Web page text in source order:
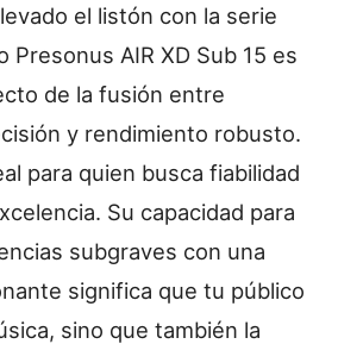
el listón con la serie
Presonus AIR XD Sub 15 es
de la fusión entre
y rendimiento robusto.
para quien busca fiabilidad
Su capacidad para
subgraves con una
significa que tu público
sino que también la